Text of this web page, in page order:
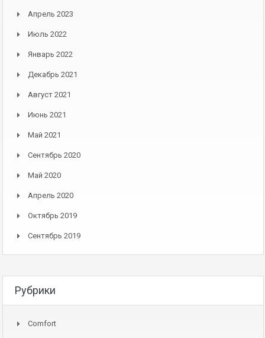
Апрель 2023
Июль 2022
Январь 2022
Декабрь 2021
Август 2021
Июнь 2021
Май 2021
Сентябрь 2020
Май 2020
Апрель 2020
Октябрь 2019
Сентябрь 2019
Рубрики
Comfort